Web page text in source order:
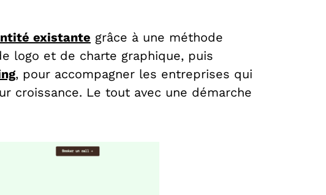
existante grâce à une méthode
logo et de charte graphique, puis
, pour accompagner les entreprises qui
croissance. Le tout avec une démarche